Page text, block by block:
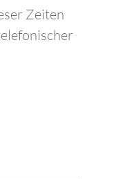
Zeiten